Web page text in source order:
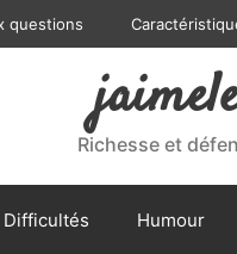
questions
Richesse et
Difficultés Humour